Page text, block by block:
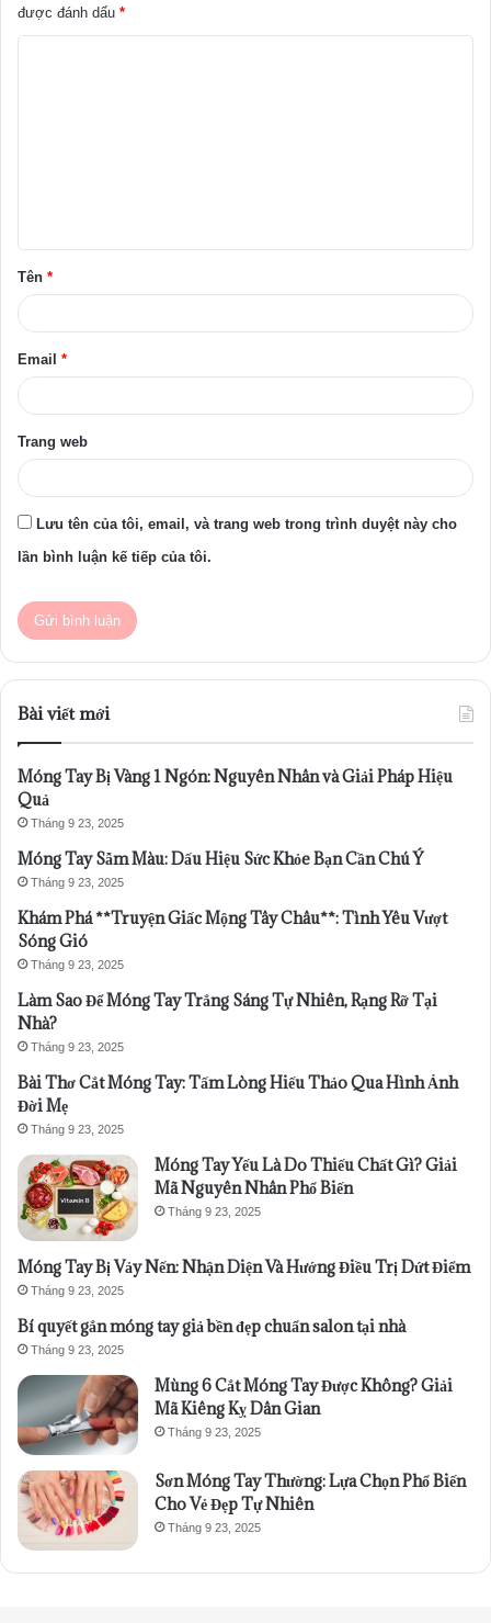
được đánh dấu *
ậ
n
Tên *
Email *
Trang web
Lưu tên của tôi, email, và trang web trong trình duyệt này cho
lần bình luận kế tiếp của tôi.
Bài viết mới
Móng Tay Bị Vàng 1 Ngón: Nguyên Nhân và Giải Pháp Hiệu
Quả
Tháng 9 23, 2025
Móng Tay Sẫm Màu: Dấu Hiệu Sức Khỏe Bạn Cần Chú Ý
Tháng 9 23, 2025
Khám Phá **Truyện Giấc Mộng Tây Châu**: Tình Yêu Vượt
Sóng Gió
Tháng 9 23, 2025
Làm Sao Để Móng Tay Trắng Sáng Tự Nhiên, Rạng Rỡ Tại
Nhà?
Tháng 9 23, 2025
Bài Thơ Cắt Móng Tay: Tấm Lòng Hiếu Thảo Qua Hình Ảnh
Đời Mẹ
Tháng 9 23, 2025
Móng Tay Yếu Là Do Thiếu Chất Gì? Giải
Mã Nguyên Nhân Phổ Biến
Tháng 9 23, 2025
Móng Tay Bị Vảy Nến: Nhận Diện Và Hướng Điều Trị Dứt Điểm
Tháng 9 23, 2025
Bí quyết gắn móng tay giả bền đẹp chuẩn salon tại nhà
Tháng 9 23, 2025
Mùng 6 Cắt Móng Tay Được Không? Giải
Mã Kiêng Kỵ Dân Gian
Tháng 9 23, 2025
Sơn Móng Tay Thường: Lựa Chọn Phổ Biến
Cho Vẻ Đẹp Tự Nhiên
Tháng 9 23, 2025